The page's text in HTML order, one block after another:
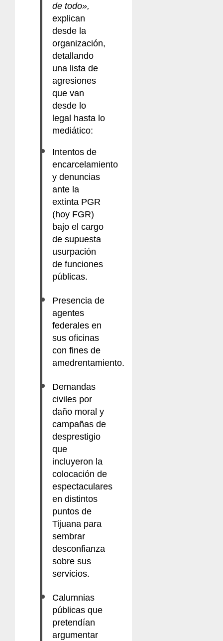
de todo»,
explican
desde la
organización,
detallando
una lista de
agresiones
que van
desde lo
legal hasta lo
mediático:
Intentos de
encarcelamiento
y denuncias
ante la
extinta PGR
(hoy FGR)
bajo el cargo
de supuesta
usurpación
de funciones
públicas.
Presencia de
agentes
federales en
sus oficinas
con fines de
amedrentamiento.
Demandas
civiles por
daño moral y
campañas de
desprestigio
que
incluyeron la
colocación de
espectaculares
en distintos
puntos de
Tijuana para
sembrar
desconfianza
sobre sus
servicios.
Calumnias
públicas que
pretendían
argumentar